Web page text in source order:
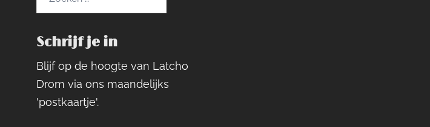
naar:
Schrijf je in
Blijf op de hoogte van Latcho
Drom via ons maandelijks
'postkaartje'.